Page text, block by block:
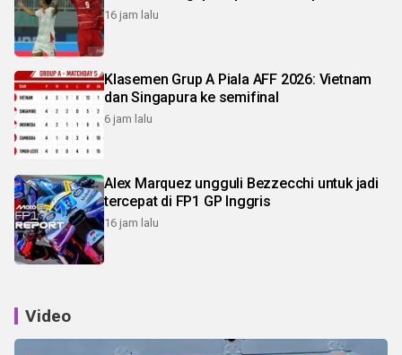
16 jam lalu
Klasemen Grup A Piala AFF 2026: Vietnam
dan Singapura ke semifinal
6 jam lalu
Alex Marquez ungguli Bezzecchi untuk jadi
tercepat di FP1 GP Inggris
16 jam lalu
Video